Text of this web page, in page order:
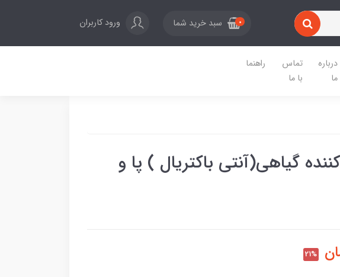
0 سبد خرید شما ورود کاربران
درباره
ما
تماس
با ما
راهنما
گیاهی(آنتی باکتریال ) پا و
21%